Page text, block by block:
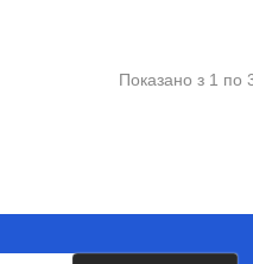
Показано з 1 по